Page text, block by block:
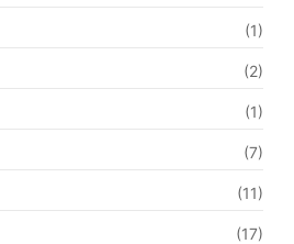
(1)
(2)
(1)
(7)
(11)
(17)